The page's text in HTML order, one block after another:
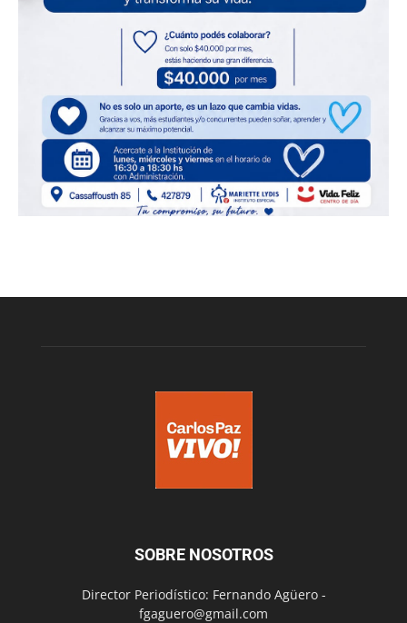
SOBRE NOSOTROS
Director Periodístico: Fernando Agüero -
fgaguero@gmail.com